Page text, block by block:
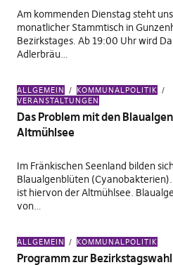
Am kommenden Dienstag steht
monatlicher Stammtisch in
Bezirkstages. Ab 19:00 Uhr wird
Adlerbräu…
ALLGEMEIN
KOMMUNALPOLITIK
VERANSTALTUNGEN
Das Problem mit den
Altmühlsee
Im Fränkischen Seenland bilden
Blaualgenblüten
ist hiervon der Altmühlsee.
von…
ALLGEMEIN KOMMUNALPOLITIK
Programm zur Bezirkstagswahl